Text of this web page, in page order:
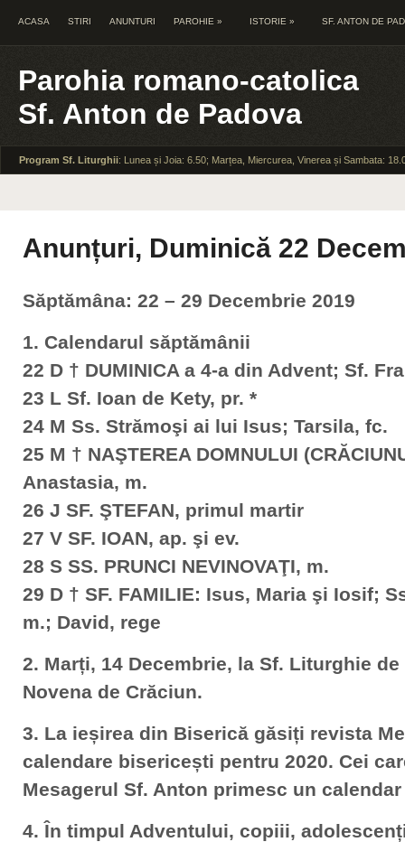
ACASA STIRI ANUNTURI PAROHIE » ISTORIE » SF. ANTON DE
Parohia romano-catolica
Sf. Anton de Padova
Program Sf. Liturghii: Lunea și Joia: 6.50; Marțea, Miercurea, Vinerea și Sambata:
Anunțuri, Duminică 22
Săptămâna: 22 – 29 Decembrie 2019
1. Calendarul săptămânii
22 D † DUMINICA a 4-a din Advent; Sf.
23 L Sf. Ioan de Kety, pr. *
24 M Ss. Strămoşi ai lui Isus; Tarsila, fc.
25 M † NAŞTEREA DOMNULUI
Anastasia, m.
26 J SF. ŞTEFAN, primul martir
27 V SF. IOAN, ap. şi ev.
28 S SS. PRUNCI NEVINOVAŢI, m.
29 D † SF. FAMILIE: Isus, Maria şi Iosif;
m.; David, rege
2. Marți, 14 Decembrie, la Sf. Liturghie
Novena de Crăciun.
3. La ieșirea din Biserică găsiți revista
calendare bisericești pentru 2020. Cei
Mesagerul Sf. Anton primesc un
4. În timpul Adventului, copiii,